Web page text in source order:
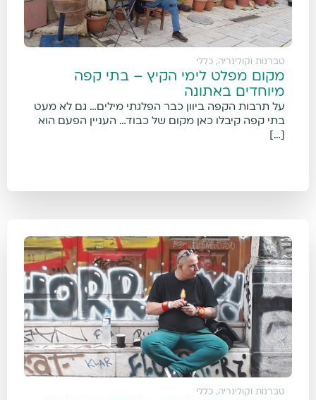
טברנות וקולינריה, כללי
מקום מפלט לימי הקיץ – בתי קפה
מיוחדים באתונה
על תרבות הקפה ביוון כבר הפלגתי מילים… גם לא מעט
בתי קפה קיבלו כאן מקום של כבוד… העניין הפעם הוא
[…]
טברנות וקולינריה, כללי